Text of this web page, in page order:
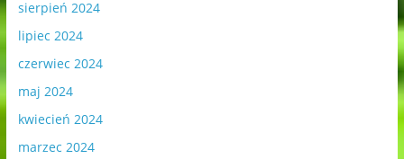
sierpień 2024
lipiec 2024
czerwiec 2024
maj 2024
kwiecień 2024
marzec 2024